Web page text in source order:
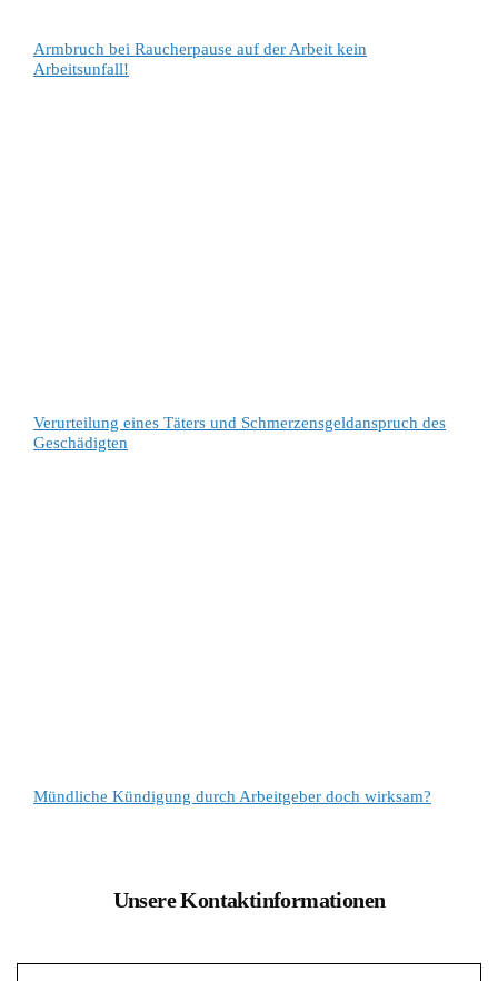
Armbruch bei Raucherpause auf der Arbeit kein
Arbeitsunfall!
Verurteilung eines Täters und Schmerzensgeldanspruch des
Geschädigten
Mündliche Kündigung durch Arbeitgeber doch wirksam?
Unsere Kontaktinformationen